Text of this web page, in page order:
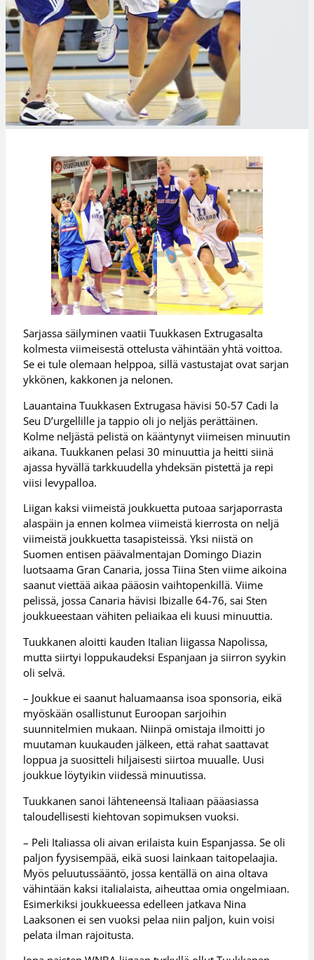
Sarjassa säilyminen vaatii Tuukkasen Extrugasalta
kolmesta viimeisestä ottelusta vähintään yhtä voittoa.
Se ei tule olemaan helppoa, sillä vastustajat ovat sarjan
ykkönen, kakkonen ja nelonen.
Lauantaina Tuukkasen Extrugasa hävisi 50-57 Cadi la
Seu D’urgellille ja tappio oli jo neljäs perättäinen.
Kolme neljästä pelistä on kääntynyt viimeisen minuutin
aikana. Tuukkanen pelasi 30 minuuttia ja heitti siinä
ajassa hyvällä tarkkuudella yhdeksän pistettä ja repi
viisi levypalloa.
Liigan kaksi viimeistä joukkuetta putoaa sarjaporrasta
alaspäin ja ennen kolmea viimeistä kierrosta on neljä
viimeistä joukkuetta tasapisteissä. Yksi niistä on
Suomen entisen päävalmentajan Domingo Diazin
luotsaama Gran Canaria, jossa Tiina Sten viime aikoina
saanut viettää aikaa pääosin vaihtopenkillä. Viime
pelissä, jossa Canaria hävisi Ibizalle 64-76, sai Sten
joukkueestaan vähiten peliaikaa eli kuusi minuuttia.
Tuukkanen aloitti kauden Italian liigassa Napolissa,
mutta siirtyi loppukaudeksi Espanjaan ja siirron syykin
oli selvä.
– Joukkue ei saanut haluamaansa isoa sponsoria, eikä
myöskään osallistunut Euroopan sarjoihin
suunnitelmien mukaan. Niinpä omistaja ilmoitti jo
muutaman kuukauden jälkeen, että rahat saattavat
loppua ja suositteli hiljaisesti siirtoa muualle. Uusi
joukkue löytyikin viidessä minuutissa.
Tuukkanen sanoi lähteneensä Italiaan pääasiassa
taloudellisesti kiehtovan sopimuksen vuoksi.
– Peli Italiassa oli aivan erilaista kuin Espanjassa. Se oli
paljon fyysisempää, eikä suosi lainkaan taitopelaajia.
Myös peluutussääntö, jossa kentällä on aina oltava
vähintään kaksi italialaista, aiheuttaa omia ongelmiaan.
Esimerkiksi joukkueessa edelleen jatkava Nina
Laaksonen ei sen vuoksi pelaa niin paljon, kuin voisi
pelata ilman rajoitusta.